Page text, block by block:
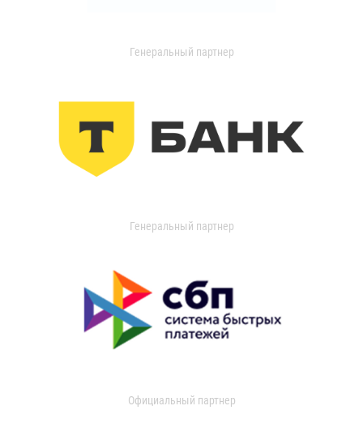
Генеральный партнер
Генеральный партнер
Официальный партнер